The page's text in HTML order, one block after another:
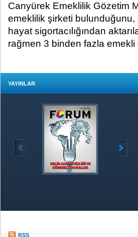
Canyürek Emeklilik Gözetim
emeklilik şirketi bulunduğunu,
hayat sigortacılığından
rağmen 3 binden fazla
YAYINLAR
RSS